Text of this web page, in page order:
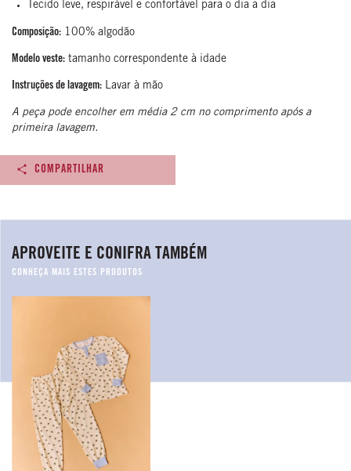
Tecido leve, respirável e confortável para o dia a dia
Composição: 100% algodão
Modelo veste: tamanho correspondente à idade
Instruções de lavagem: Lavar à mão
A peça pode encolher em média 2 cm no comprimento após a
primeira lavagem.
COMPARTILHAR
APROVEITE E CONIFRA TAMBÉM